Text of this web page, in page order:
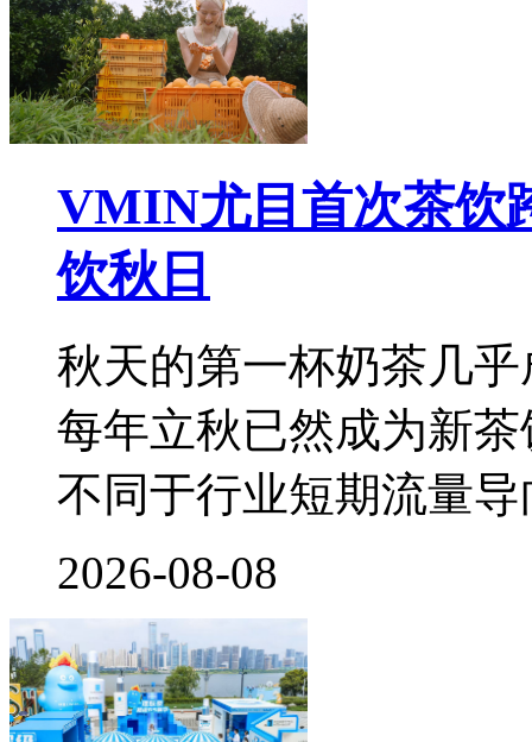
VMIN尤目首次茶饮
饮秋日
秋天的第一杯奶茶几
每年立秋已然成为新
不同于行业短期流量
2026-08-08